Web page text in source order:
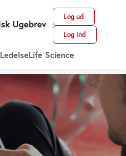
Log ud
Log ind
LedelseLife Science